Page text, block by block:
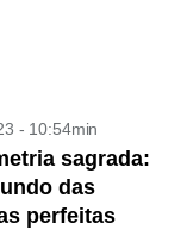
- 10:54min
sagrada:
das
perfeitas